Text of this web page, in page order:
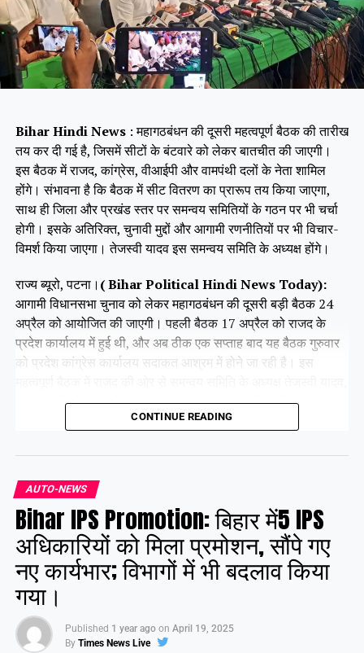
Bihar Hindi News: महागठबंधन की दूसरी महत्वपूर्ण बैठक की तारीख
तय कर दी गई है, जिसमें सीटों के बंटवारे को लेकर बातचीत की जाएगी।
इस बैठक में राजद, कांग्रेस, वीआईपी और वामपंथी दलों के नेता शामिल
होंगे। संभावना है कि बैठक में सीट वितरण का प्रारूप तय किया जाएगा,
साथ ही जिला और प्रखंड स्तर पर समन्वय समितियों के गठन पर भी चर्चा
होगी। इसके अतिरिक्त, चुनावी मुद्दों और आगामी रणनीतियों पर भी विचार-
विमर्श किया जाएगा। तेजस्वी यादव इस समन्वय समिति के अध्यक्ष होंगे।
राज्य ब्यूरो, पटना। ( Bihar Political Hindi News Today):
आगामी विधानसभा चुनाव को लेकर महागठबंधन की दूसरी बड़ी बैठक 24
अप्रैल को आयोजित की जाएगी। पहली बैठक 17 अप्रैल को राजद के
प्रदेश कार्यालय में हुई थी, और अब ठीक एक सप्ताह बाद यह बैठक गुरुवार
को प्रदेश कांग्रेस कार्यालय सदाकत आश्रम में होने जा रही है। इस
कांग्रेस की ओर से राजेश राम और कृष्णा अल्लावारू, वीआईपी के मुकेश
सहनी और वाम दलों के प्रमुख नेता भाग लेंगे।
Share this:
Facebook X
Like this:
CONTINUE READING
AUTO-NEWS
Bihar IPS Promotion: बिहार में5 IPS
अधिकारियों को मिला प्रमोशन, सौंपे गए
नए कार्यभार; विभागों में भी बदलाव किया
गया।
Published 1 year ago on April 19, 2025
By Times News Live